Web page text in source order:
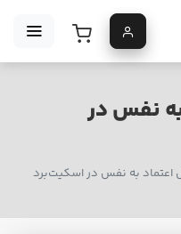
نفس در
اعتماد به نفس در اسکیت‌برد